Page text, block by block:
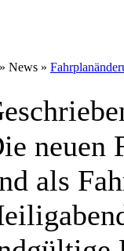
News »
neuen
als